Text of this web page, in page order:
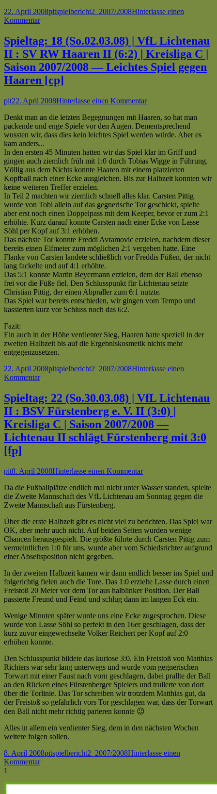
Veröffentlicht
am
22. April 2008Autor
pitKategorien
spielberichtSchlagwörter
2_2007/2008Hinterlasse einen
Kommentarzu
24
(So.13.04.08)
SC
RW
Husen
:
VfL
Lichtenau
II
(0:5)
Kreisliga
C
|
Saison
2007/2008
—
Lichtenau
gewinnt
Derby
gegen
Husen
mit
5:0
[fp]
Spieltag: 18 (So.02.03.08) | VfL Lichtenau
II : SV RW Haaren II (6:2) | Kreisliga C |
Saison 2007/2008 — Leichtes Spiel gegen
Haaren [cp]
Autor
pitVeröffentlicht
22. April 2008Hinterlasse einen Kommentarzu
18
(So.02.03.08)
|
Lichtenau
II
:
SV
Haaren
II
(6:2)
|
C
|
Saison
—
Leichtes
Spiel
gegen
Denkt man an die letzten Begegnungen mit Haaren, so hat man
packende und enge Spiele vor den Augen. Dementsprechend
wussten wir, dass dies kein leichtes Spiel werden würde. Aber es
kam anders...
In den ersten 45 Minuten hatten wir das Spiel klar im Griff und
gingen auch ziemlich früh mit 1:0 durch Tobias Wigge in Führung.
Völlig aus dem Nichts konnte Haaren mit einem platzierten
Kopfball nach einer Ecke ausgleichen. Bis zur Halbzeit konnten wir
keine weiteren Treffer erzielen.
In Teil 2 machten wir ziemlich schnell alles klar. Carsten Pittig
wurde von Tobi allein auf das gegnerische Tor geschickt, spielte
aber erst noch einen Doppelpass mit dem Keeper, bevor er zum 2:1
erhöhte. Kurz darauf konnte Carsten nach einer Ecke von Lasse
Söhl per Kopf auf 3:1 erhöhen.
Das nächste Tor konnte Freddi Avramovic erzielen, nachdem dieser
bereits einen Elfmeter zum möglichen 2:1 vergeben hatte. Eine
Flanke von Carsten landete schließlich vor Freddis Füßen, der nicht
lang fackelte und auf 4:1 erhöhte.
Das 5:1 konnte Martin Beyermann erzielen, dem der Ball ebenso
frei vor die Füße fiel. Den Schlusspunkt für Lichtenau setzte
Christian Pittig, der einen Abpraller zum 6:1 nutzte.
Das Spiel war bereits entschieden, wir gingen vom Tempo und
kassierten kurz vor Schluss noch das 6:2.
Fazit:
Ein auch in der Höhe verdienter Sieg, Haaren hatte speziell in der
zweiten Halbzeit bis auf die Ergebniskosmetik nichts mehr
entgegenzusetzen.
Veröffentlicht
am
22. April 2008Autor
pitKategorien
spielberichtSchlagwörter
2_2007/2008Hinterlasse einen
Kommentarzu
18
(So.02.03.08)
|
VfL
Lichtenau
II
Haaren
(6:2)
|
Kreisliga
|
Saison
2007/2008
—
Leichtes
Spiel
gegen
Haaren
[cp]
Spieltag: 22 (So.30.03.08) | VfL Lichtenau
II : BSV Fürstenberg e. V. II (3:0) |
Kreisliga C | Saison 2007/2008 —
Lichtenau II schlägt Fürstenberg mit 3:0
[fp]
Autor
pitVeröffentlicht
8. April 2008Hinterlasse einen Kommentarzu
22
(So.30.03.08)
Lichtenau
II
:
BSV
V.
II
(3:0)
|
C
|
Saison
—
Lichtenau
II
schlägt
Fürstenberg
mit
3:0
[fp]
Da die Fußballplätze endlich mal nicht unter Wasser standen, spielte
die Zweite Mannschaft des VfL Lichtenau am Sonntag gegen die
Zweite Mannschaft aus Fürstenberg.
Über die erste Halbzeit gibt es nicht viel zu berichten. Das Spiel war
OK, aber mehr auch nicht. Auf beiden Seiten wurden wenige
Chancen herausgespielt. Die größte führte durch Carsten Pittig zum
vermeintlichen 1:0 für uns, wurde aber vom Schiedsrichter aufgrund
einer Abseitsposition nicht gegeben.
In der zweiten Halbzeit kamen wir dann endlich besser ins Spiel und
folgerichtig fielen auch die Tore. Das 1:0 erzielte Lasse durch einen
Freistoß 20 Meter vor dem Tor aus halblinker Position. Der Ball
passierte Freund und Feind und schlug dann im langen Eck ein.
Wenige Minuten später wurde uns eine Ecke zugesprochen. Diese
wurde von Lasse Söhl so perfekt in den 16er geschlagen, dass der
kurz zuvor eingewechselte Volker Reichert per Kopf auf 2:0
erhöhen konnte.
Den Schlusspunkt bildete das kuriose 3:0. Ein Freistoß von Matthias
Richters war sehr lang unterwegs und wurde vom gegnerischen
Torwart mit einer Faust nach vorn geschlagen, dabei prallte der Ball
an den Rücken eines Fürstenberger Spielers und trullerte von dort
über die Torlinie. Das Tor schreiben wir trotzdem Matthias gut, da
der Freistoß so gefährlich vors Tor geschlagen war, dass der Torwart
den Ball nicht mehr richtig parieren konnte 😉
Alles in allem ein verdienter Sieg, dem in den nächsten Wochen
weitere folgen sollen.
Veröffentlicht
am
8. April 2008Autor
pitKategorien
spielberichtSchlagwörter
2_2007/2008Hinterlasse einen
Kommentarzu
(So.30.03.08)
Seitennummerierung
der
Seite
1
Haupt-